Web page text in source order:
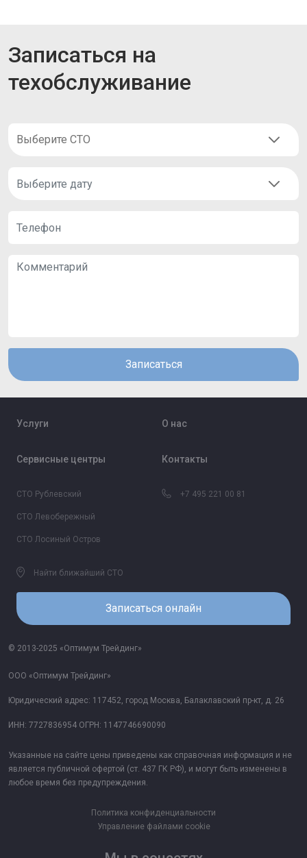
Записаться на
техобслуживание
Записаться
Услуги О нас
Сервисные центры
СТО Рублевский
СТО Левобережный
СТО Лосиный Остров
Найти ближайший СТО
Контакты
+7 495 221 00 81
Записаться онлайн
© 2013-2025 «Оптимум Трейдинг»
ООО «Оптимум Трейдинг»
Юридический адрес: 117452, город Москва, Балаклавский пр-кт, д. 26
ИНН: 7727836954 ОГРН: 1147746690090
Указанные на сайте цены приведены как справочная информация и не
является публичной офертой (ст. 437 ГК РФ), и могут быть изменены в
любое время без предупреждения.
Политика конфиденциальности
Управление файлами cookie